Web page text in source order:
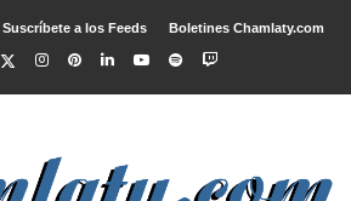
Suscríbete a los Feeds Boletines Chamlaty.com